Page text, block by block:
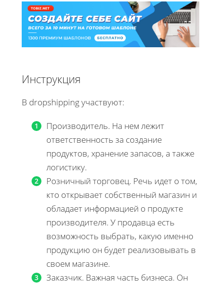
Инструкция
В dropshipping участвуют:
Производитель. На нем лежит
ответственность за создание
продуктов, хранение запасов, а также
логистику.
Розничный торговец. Речь идет о том,
кто открывает собственный магазин и
обладает информацией о продукте
производителя. У продавца есть
возможность выбрать, какую именно
продукцию он будет реализовывать в
своем магазине.
Заказчик. Важная часть бизнеса. Он